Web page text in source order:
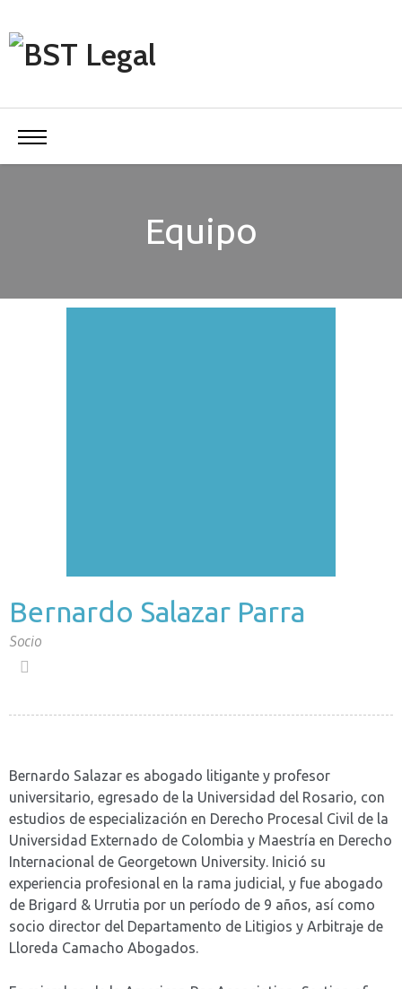
Equipo
Bernardo Salazar Parra
Socio
Bernardo Salazar es abogado litigante y profesor
universitario, egresado de la Universidad del Rosario, con
estudios de especialización en Derecho Procesal Civil de la
Universidad Externado de Colombia y Maestría en Derecho
Internacional de Georgetown University. Inició su
experiencia profesional en la rama judicial, y fue abogado
de Brigard & Urrutia por un período de 9 años, así como
socio director del Departamento de Litigios y Arbitraje de
Lloreda Camacho Abogados.